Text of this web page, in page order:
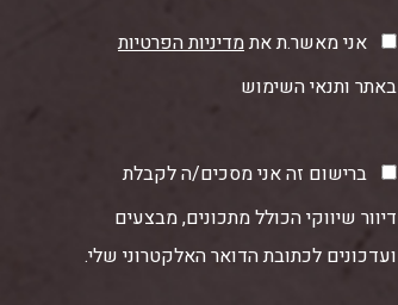
אני מאשר.ת אתמדיניות הפרטיות
באתר ותנאי השימוש
ברישום זה אני מסכים/ה לקבלת
דיוור שיווקי הכולל מתכונים, מבצעים
ועדכונים לכתובת הדואר האלקטרוני שלי.